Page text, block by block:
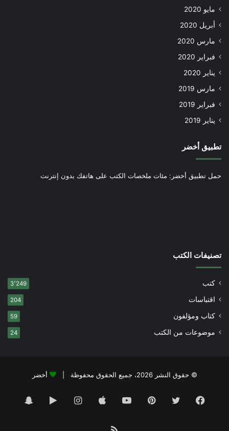
مايو 2020
أبريل 2020
مارس 2020
فبراير 2020
يناير 2020
مارس 2019
فبراير 2019
يناير 2019
تطبيق أخضر
حمل تطبيق أخضر: مئات ملخصات الكتب على هاتفك بدون إنترنت
تصنيفات الكتب
كتب 3٬249
اقتباسات 204
كتاب ومؤلفون 59
موضوعات من الكتب 24
© حقوق النشر 2026، جميع الحقوق محفوظة | أخضر
فيسبوك تويتر بينتيريستيوتيوب انستقرام‏Googleسناب